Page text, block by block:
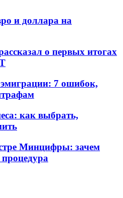
и доллара на
о первых итогах
7 ошибок,
как выбрать,
Минцифры: зачем